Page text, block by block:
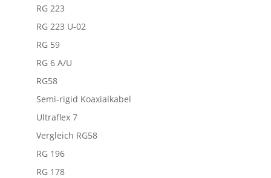
RG 223
RG 223 U-02
RG 59
RG 6 A/U
RG58
Semi-rigid Koaxialkabel
Ultraflex 7
Vergleich RG58
RG 196
RG 178